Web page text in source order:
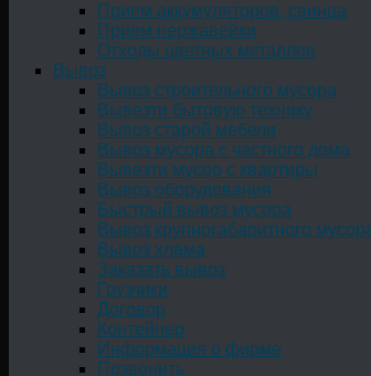
Прием аккумуляторов, свинца
Прием нержавейки
Отходы цветных металлов
Вывоз
Вывоз строительного мусора
Вывезти бытовую технику
Вывоз старой мебели
Вывоз мусора с частного дома
Вывезти мусор с квартиры
Вывоз оборудования
Быстрый вывоз мусора
Вывоз крупногабаритного
Вывоз хлама
Заказать вывоз
Грузчики
Договор
Контейнер
Информация о фирме
Позвонить